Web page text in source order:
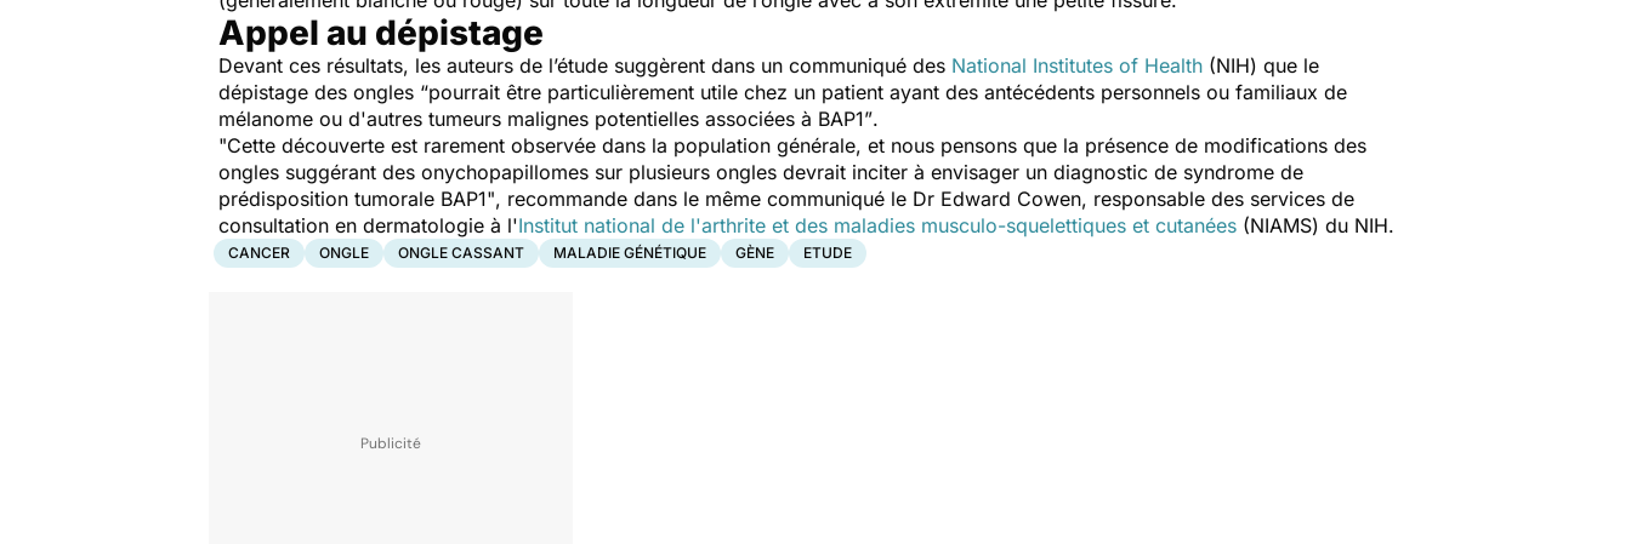
Appel au dépistage
Devant ces résultats, les auteurs de l’étude suggèrent dans un communiqué des National Institutes of Health (NIH) que le
dépistage des ongles “pourrait être particulièrement utile chez un patient ayant des antécédents personnels ou familiaux de
mélanome ou d'autres tumeurs malignes potentielles associées à BAP1”.
"Cette découverte est rarement observée dans la population générale, et nous pensons que la présence de modifications des
ongles suggérant des onychopapillomes sur plusieurs ongles devrait inciter à envisager un diagnostic de syndrome de
prédisposition tumorale BAP1", recommande dans le même communiqué le Dr Edward Cowen, responsable des services de
consultation en dermatologie à l'Institut national de l'arthrite et des maladies musculo-squelettiques et cutanées (NIAMS) du NIH.
CANCER ONGLE ONGLE CASSANT MALADIE GÉNÉTIQUE GÈNE ETUDE